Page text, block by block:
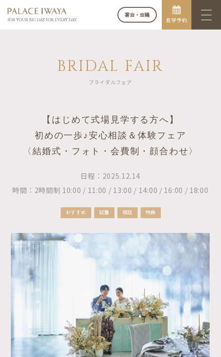
FOR YOUR BIG DAY. FOR EVERY DAY.
宴会・会議
見学予約
BRIDAL FAIR
ブライダルフェア
【はじめて式場見学する方へ】
初めの一歩♪安心相談＆体験フェア
〈結婚式・フォト・会費制・顔合わせ〉
日程：2025.12.14
時間：2時間制 10:00 / 11:00 / 13:00 / 14:00 / 16:00 / 18:00
おすすめ 試着 相談 特典